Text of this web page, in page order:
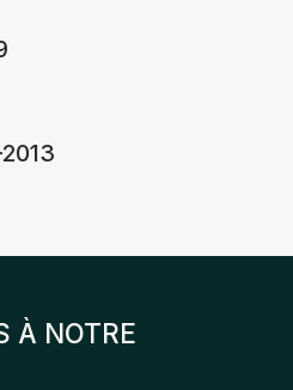
À NOTRE